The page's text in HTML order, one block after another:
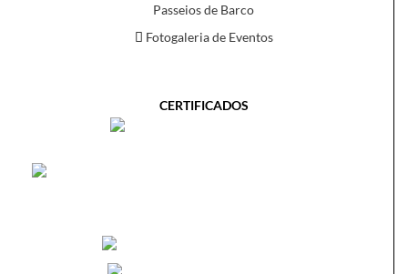
Passeios de Barco
Fotogaleria de Eventos
CERTIFICADOS